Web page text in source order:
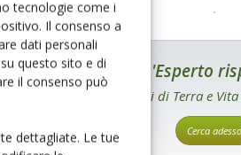
tecnologie come i
Il consenso a
dati personali
questo sito e di
il consenso può
dettagliate. Le tue
L'Esperto
I consigli di Terra e
Cerca adesso